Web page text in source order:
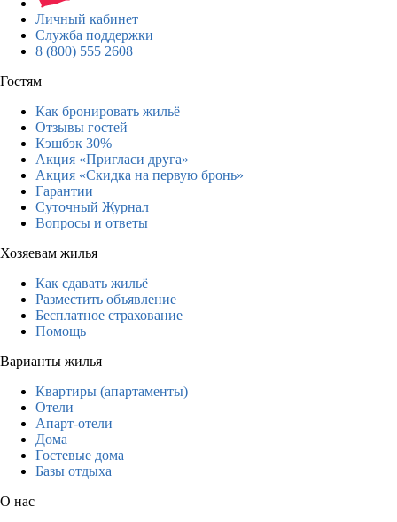
Личный кабинет
Служба поддержки
8 (800) 555 2608
Гостям
Как бронировать жильё
Отзывы гостей
Кэшбэк 30%
Акция «Пригласи друга»
Акция «Скидка на первую бронь»
Гарантии
Суточный Журнал
Вопросы и ответы
Хозяевам жилья
Как сдавать жильё
Разместить объявление
Бесплатное страхование
Помощь
Варианты жилья
Квартиры (апартаменты)
Отели
Апарт-отели
Дома
Гостевые дома
Базы отдыха
О нас